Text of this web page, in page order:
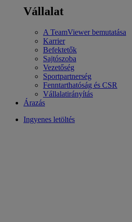
Vállalat
A TeamViewer bemutatása
Karrier
Befektetők
Sajtószoba
Vezetőség
Sportpartnerség
Fenntarthatóság és CSR
Vállalatirányítás
Árazás
Ingyenes letöltés